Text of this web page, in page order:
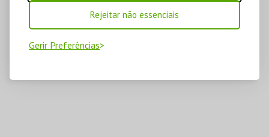
Rejeitar não essenciais
Gerir Preferências